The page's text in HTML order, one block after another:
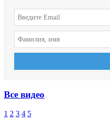
Все видео
1 2 3 4 5